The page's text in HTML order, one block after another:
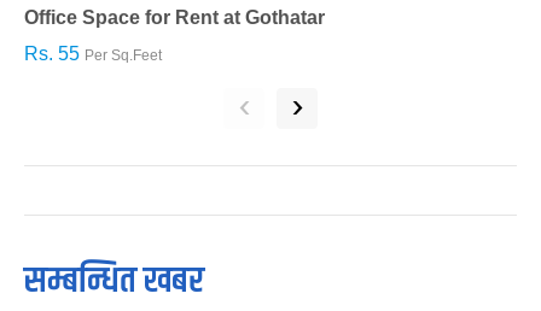
Office Space for Rent at Gothatar
Rs. 55 Per Sq.Feet
‹ ›
सम्बन्धित खबर